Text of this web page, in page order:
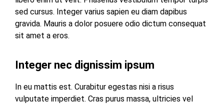
BAWANG
BARAT
WAYKANAN
DPRD
PESISIR
DPRD
BAWANG
sed cursus. Integer varius sapien eu diam dapibus
gravida. Mauris a dolor posuere odio dictum consequat
sit amet a eros.
Integer nec dignissim ipsum
In eu mattis est. Curabitur egestas nisi a risus
vulputate imperdiet. Cras purus massa, ultricies vel